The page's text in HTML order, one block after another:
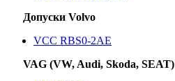
Допуски Volvo
VCC RBS0-2AE
VAG (VW, Audi, Skoda, SEAT)